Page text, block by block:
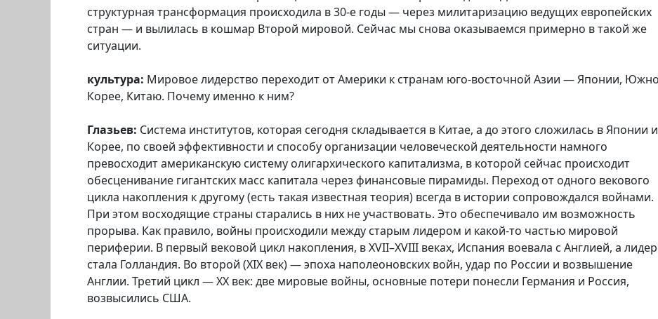
структурная трансформация происходила в 30-е годы — через милитаризацию ведущих европейских
стран — и вылилась в кошмар Второй мировой. Сейчас мы снова оказываемся примерно в такой же
ситуации.
культура: Мировое лидерство переходит от Америки к странам юго-восточной Азии — Японии,
Корее, Китаю. Почему именно к ним?
Глазьев: Система институтов, которая сегодня складывается в Китае, а до этого сложилась в Японии и
Корее, по своей эффективности и способу организации человеческой деятельности намного
превосходит американскую систему олигархического капитализма, в которой сейчас происходит
обесценивание гигантских масс капитала через финансовые пирамиды. Переход от одного векового
цикла накопления к другому (есть такая известная теория) всегда в истории сопровождался войнами.
При этом восходящие страны старались в них не участвовать. Это обеспечивало им возможность
прорыва. Как правило, войны происходили между старым лидером и какой-то частью мировой
периферии. В первый вековой цикл накопления, в XVII–XVIII веках, Испания воевала с Англией, а
стала Голландия. Во второй (XIX век) — эпоха наполеоновских войн, удар по России и возвышение
Англии. Третий цикл — ХХ век: две мировые войны, основные потери понесли Германия и Россия,
возвысились США.